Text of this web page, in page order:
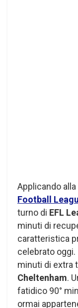
Applicando
Football
turno di EFL
minuti di
caratteristica
celebrato
minuti di extra
Cheltenham.
fatidico 90°
ormai